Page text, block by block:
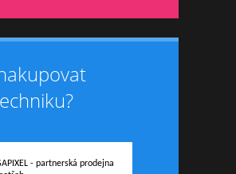
- partnerská prodejna